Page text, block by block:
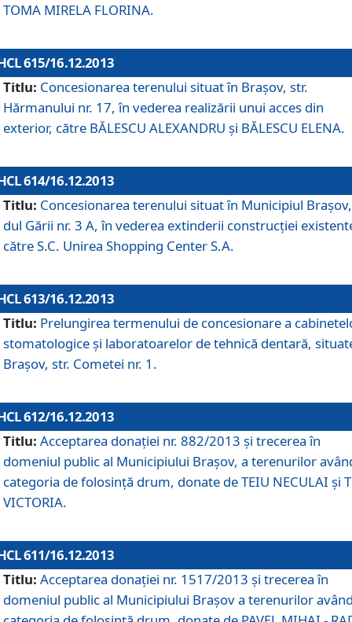
TOMA MIRELA FLORINA.
615/16.12.2013
Titlu: Concesionarea terenului situat în Braşov, str.
Hărmanului nr. 17, în vederea realizării unui acces din
exterior, către BĂLESCU ALEXANDRU şi BĂLESCU ELENA.
614/16.12.2013
Titlu: Concesionarea terenului situat în Municipiul
dul Gării nr. 3 A, în vederea extinderii construcţiei
către S.C. Unirea Shopping Center S.A.
613/16.12.2013
Titlu: Prelungirea termenului de concesionare a
stomatologice şi laboratoarelor de tehnică dentară,
Braşov, str. Cometei nr. 1.
612/16.12.2013
Titlu: Acceptarea donaţiei nr. 882/2013 şi trecerea în
domeniul public al Municipiului Braşov, a terenurilor
categoria de folosinţă drum, donate de TEIU NECULAI şi
VICTORIA.
611/16.12.2013
Titlu: Acceptarea donaţiei nr. 1517/2013 şi trecerea în
domeniul public al Municipiului Braşov a terenurilor